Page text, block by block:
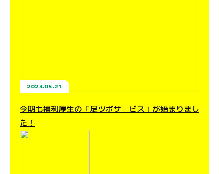
2024.05.21
今期も福利厚生の「足ツボサービス」が始まりまし
た！